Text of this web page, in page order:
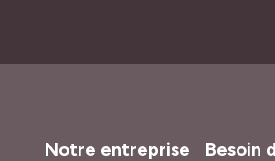
Notre entreprise Besoin